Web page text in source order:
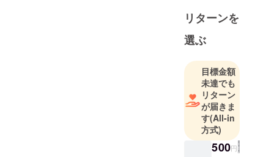
リターンを
選ぶ
目標金額
未達でも
リターン
が届きま
す(All-in
方式)
500円